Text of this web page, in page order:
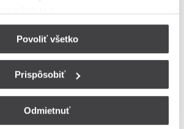
Povoliť všetko
Prispôsobiť
Odmietnuť
podľa aktuálne platných právnych
– Internet samostatne – LIS